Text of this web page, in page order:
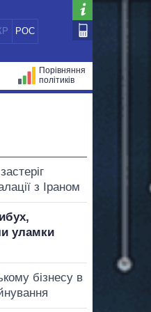
РОС
Порівняння
політиків
з Іраном
уламки
бізнесу в